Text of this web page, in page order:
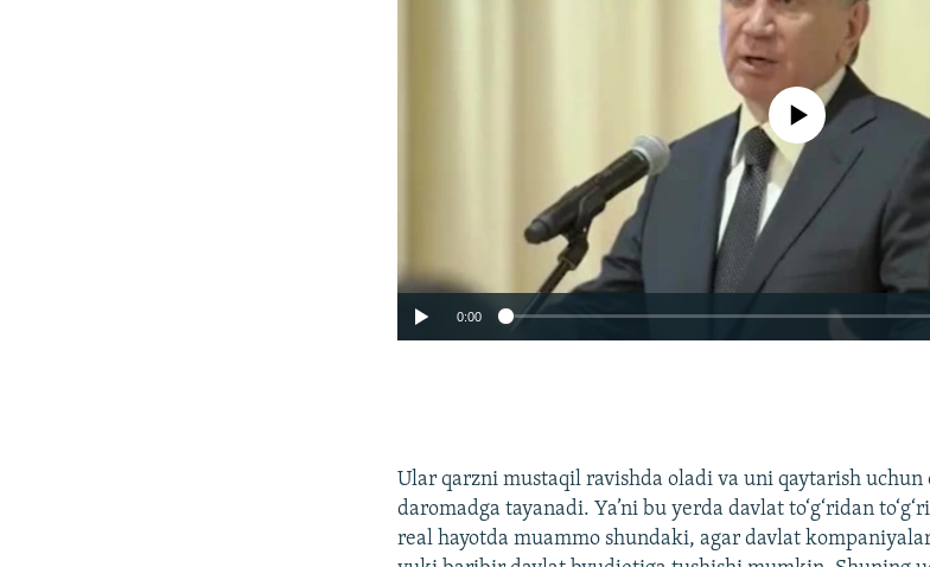
Auto 240p 360p
Айни дамда медиа-манба
0:00
Ular qarzni mustaqil ravishda oladi va uni qaytarish uchun
daromadga tayanadi. Ya’ni bu yerda davlat to‘g‘ridan
real hayotda muammo shundaki, agar davlat